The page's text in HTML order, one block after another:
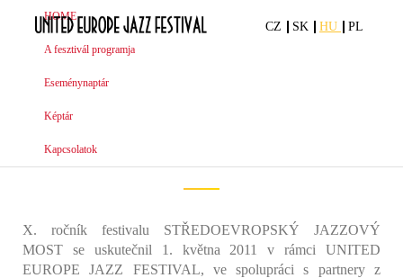
CZ SK HU PL
HOME
A fesztivál programja
Eseménynaptár
Képtár
Kapcsolatok
CZ SK HU PL
HOME
A fesztivál programja
Eseménynaptár
Képtár
KapcsolatokHradec Králové 2011
X. ročník festivalu STŘEDOEVROPSKÝ JAZZOVÝ
MOST se uskutečnil 1. května 2011 v rámci UNITED
EUROPE JAZZ FESTIVAL, ve spolupráci s partnery z